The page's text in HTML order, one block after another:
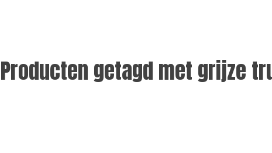
Producten getagd met grijze